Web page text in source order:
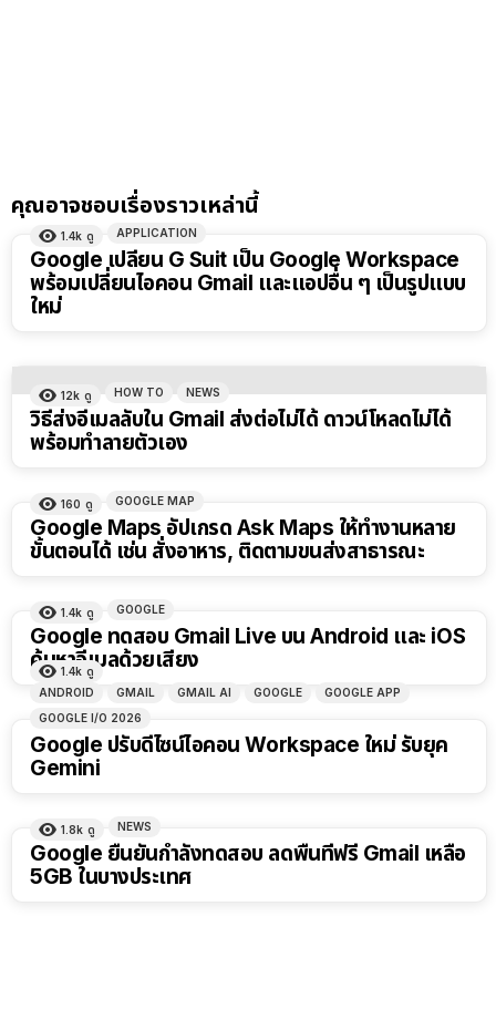
คุณอาจชอบเรื่องราวเหล่านี้
1.4k ดู APPLICATION
Google เปลี่ยน G Suit เป็น Google Workspace
พร้อมเปลี่ยนไอคอน Gmail และแอปอื่น ๆ เป็นรูปแบบ
ใหม่
12k ดู HOW TO NEWS
วิธีส่งอีเมลลับใน Gmail ส่งต่อไม่ได้ ดาวน์โหลดไม่ได้
พร้อมทำลายตัวเอง
160 ดู GOOGLE MAP
Google Maps อัปเกรด Ask Maps ให้ทำงานหลาย
ขั้นตอนได้ เช่น สั่งอาหาร, ติดตามขนส่งสาธารณะ
1.4k ดู GOOGLE
Google ทดสอบ Gmail Live บน Android และ iOS
ค้นหาอีเมลด้วยเสียง
1.4k ดู
ANDROID
GMAIL GMAIL AI GOOGLE
GOOGLE APP
GOOGLE I/O 2026
Google ปรับดีไซน์ไอคอน Workspace ใหม่ รับยุค
Gemini
1.8k ดู NEWS
Google ยืนยันกำลังทดสอบ ลดพื้นที่ฟรี Gmail เหลือ
5GB ในบางประเทศ